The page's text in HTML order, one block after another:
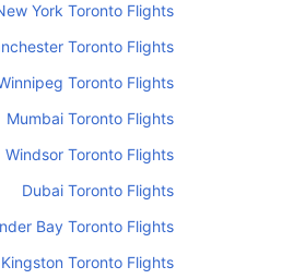
York Toronto Flights
Toronto Flights
Toronto Flights
Mumbai Toronto Flights
Windsor Toronto Flights
Dubai Toronto Flights
Bay Toronto Flights
Kingston Toronto Flights